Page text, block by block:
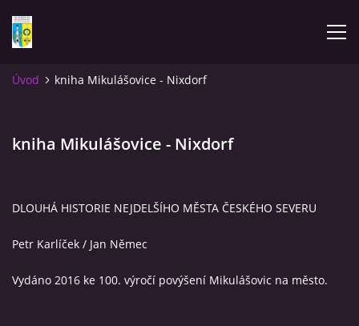
NOVINKY
KOMENTÁŘE
Úvod kniha Mikulášovice - Nixdorf
kniha Mikulášovice - Nixdorf
DLOUHÁ HISTORIE NEJDELŠÍHO MĚSTA ČESKÉHO SEVERU
Petr Karlíček / Jan Němec
Vydáno 2016 ke 100. výročí povýšení Mikulášovic na město.